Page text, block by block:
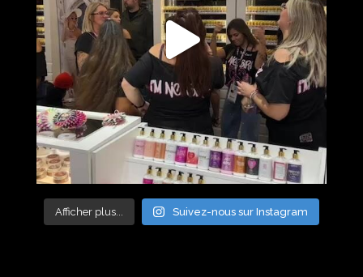
Afficher plus... Suivez-nous sur Instagram